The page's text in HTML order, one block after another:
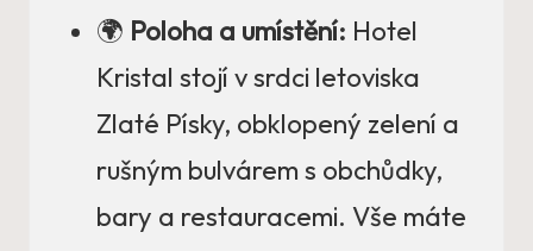
🌍 Poloha a umístění: Hotel
Kristal stojí v srdci letoviska
Zlaté Písky, obklopený zelení a
rušným bulvárem s obchůdky,
bary a restauracemi. Vše máte